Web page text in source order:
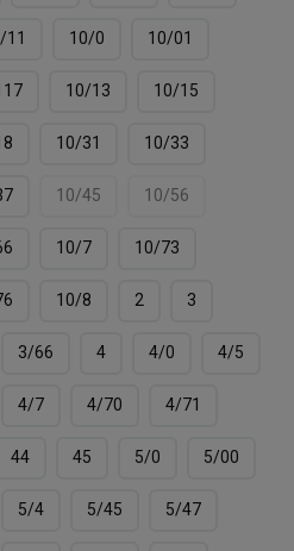
11 10/0 10/01
10/13 10/15
10/31 10/33
10/45 10/56
10/7 10/73
10/8 2 3
3/66 4 4/0 4/5
4/7 4/70 4/71
44 45 5/0 5/00
5/4 5/45 5/47